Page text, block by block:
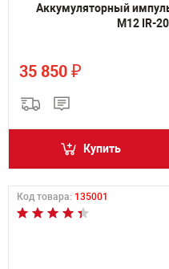
Аккумуляторный
M12 IR-
35 850 ₽
Купить
Код товара: 135001